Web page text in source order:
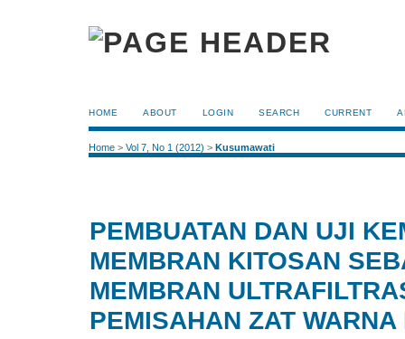
HOME ABOUT LOGIN SEARCH CURRENT
Home > Vol 7, No 1 (2012) > Kusumawati
PEMBUATAN DAN UJI
MEMBRAN KITOSAN
MEMBRAN
PEMISAHAN ZAT